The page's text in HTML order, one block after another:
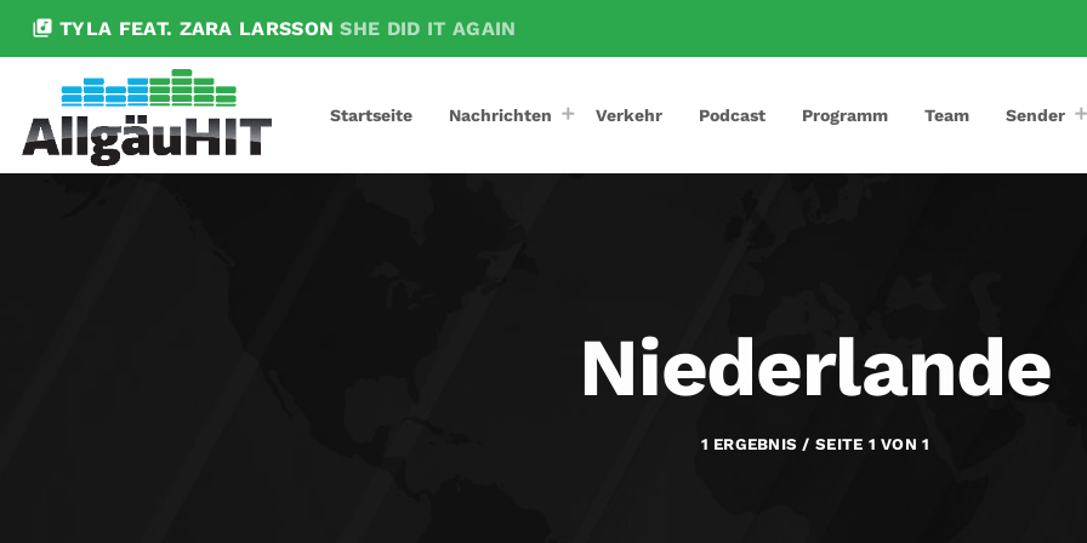
library_music TYLA FEAT. ZARA LARSSON SHE DID IT AGAIN
Startseite Nachrichten Verkehr Podcast Programm Team Sender
Niederlande
1 ERGEBNIS / SEITE 1 VON 1